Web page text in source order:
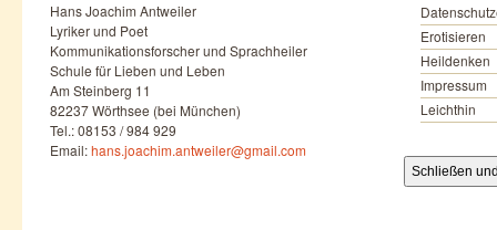
Hans Joachim Antweiler
Lyriker und Poet
Kommunikationsforscher und Sprachheiler
Schule für Lieben und Leben
Am Steinberg 11
82237 Wörthsee (bei München)
Tel.: 08153 / 984 929
Email:hans.joachim.antweiler@gmail.com
Erotisieren
Heildenken
Impressum
Leichthin